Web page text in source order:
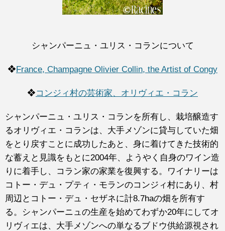
シャンパーニュ・ユリス・コランについて
❖France, Champagne Olivier Collin, the Artist of Congy
❖コンジィ村の芸術家、オリヴィエ・コラン
シャンパーニュ・ユリス・コランを所有し、栽培醸造す
るオリヴィエ・コランは、大手メゾンに貸与していた畑
をとり戻すことに成功したあと、身に着けてきた技術的
な蓄えと見識をもとに2004年、ようやく自身のワイン造
りに着手し、コラン家の家業を復興する。ワイナリーは
コトー・デュ・プティ・モランのコンジィ村にあり、村
周辺とコトー・デュ・セザネに計8.7haの畑を所有す
る。シャンパーニュの生産を始めてわずか20年にしてオ
リヴィエは、大手メゾンへの単なるブドウ供給源視され